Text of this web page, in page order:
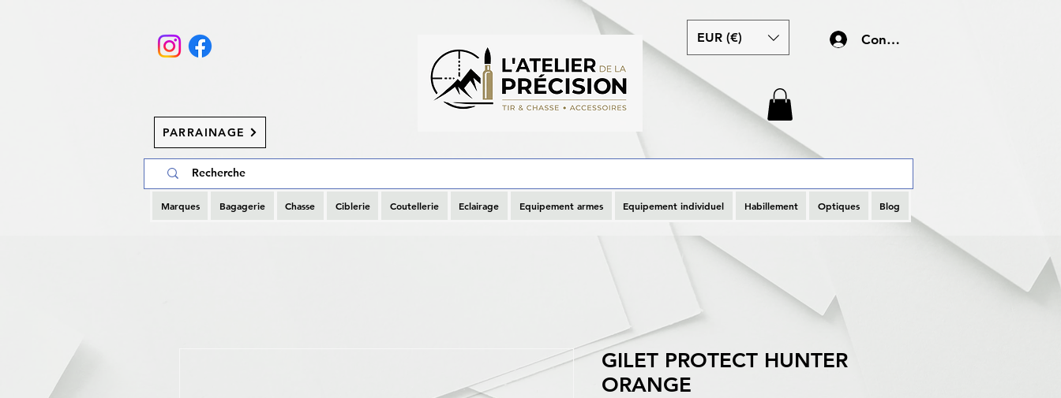
PARRAINAGE
EUR (€) Connexion
Marques Bagagerie Chasse Ciblerie Coutellerie Eclairage Equipement armes Equipement individuel Habillement Optiques Blog
GILET PROTECT HUNTER
ORANGE